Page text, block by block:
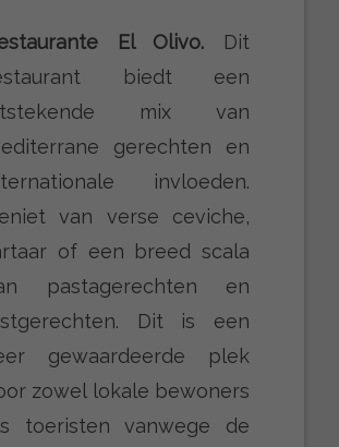
El Olivo. Dit
biedt een
mix van
gerechten en
invloeden.
van verse ceviche,
of een breed scala
pastagerechten en
Dit is een
gewaardeerde plek
zowel lokale bewoners
toeristen vanwege de